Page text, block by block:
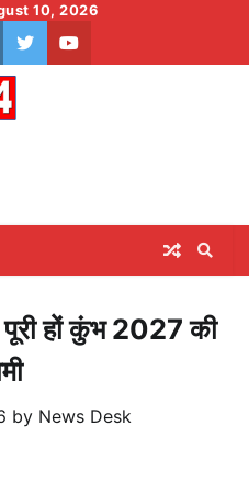
10, 2026
twitteryoutube
हों कुंभ 2027 की
by News Desk